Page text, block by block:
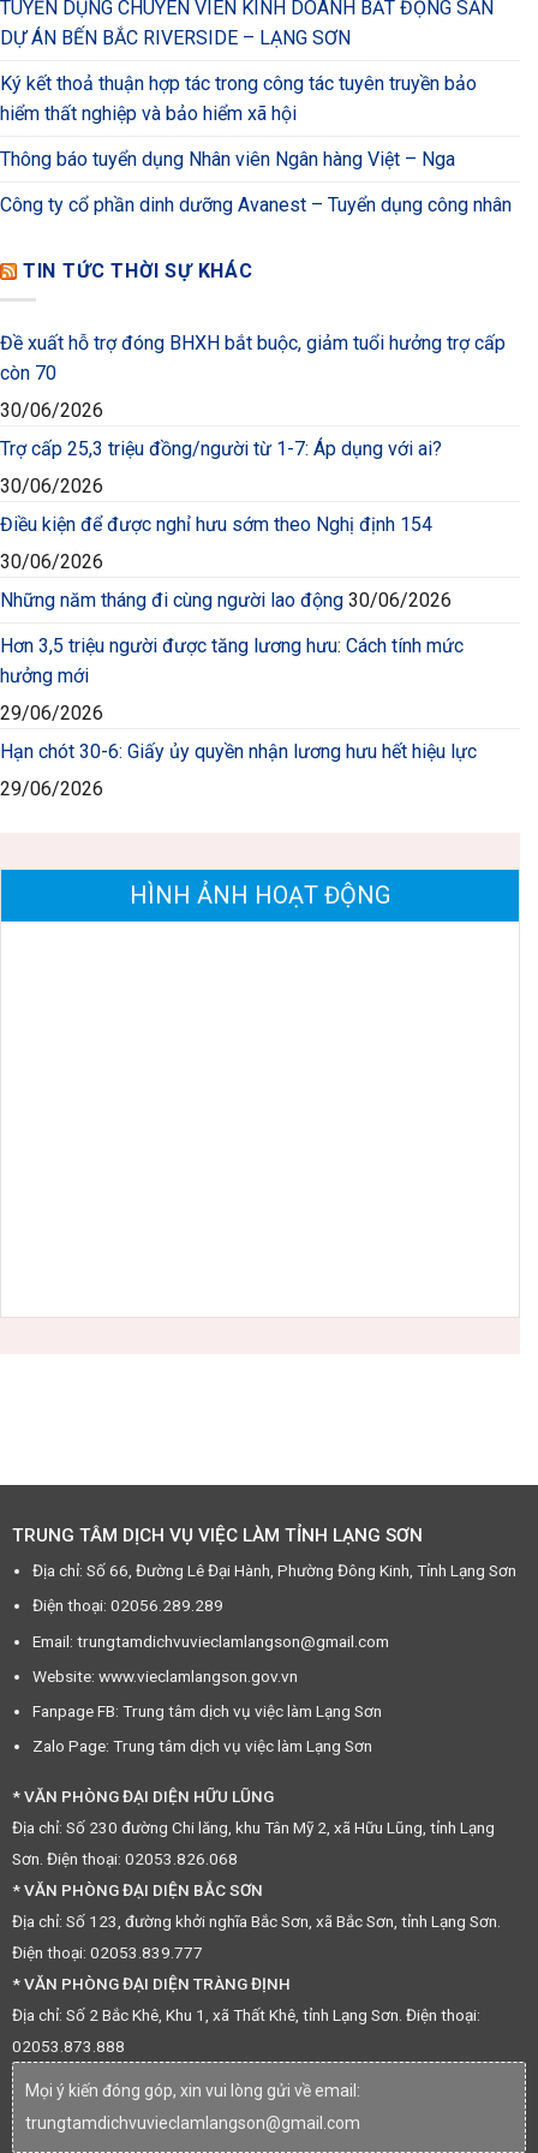
TUYỂN DỤNG CHUYÊN VIÊN KINH DOANH BẤT ĐỘNG SẢN
DỰ ÁN BẾN BẮC RIVERSIDE – LẠNG SƠN
Ký kết thoả thuận hợp tác trong công tác tuyên truyền bảo
hiểm thất nghiệp và bảo hiểm xã hội
Thông báo tuyển dụng Nhân viên Ngân hàng Việt – Nga
Công ty cổ phần dinh dưỡng Avanest – Tuyển dụng công nhân
TIN TỨC THỜI SỰ KHÁC
Đề xuất hỗ trợ đóng BHXH bắt buộc, giảm tuổi hưởng trợ cấp
còn 70
30/06/2026
Trợ cấp 25,3 triệu đồng/người từ 1-7: Áp dụng với ai?
30/06/2026
Điều kiện để được nghỉ hưu sớm theo Nghị định 154
30/06/2026
Những năm tháng đi cùng người lao động 30/06/2026
Hơn 3,5 triệu người được tăng lương hưu: Cách tính mức
hưởng mới
29/06/2026
Hạn chót 30-6: Giấy ủy quyền nhận lương hưu hết hiệu lực
29/06/2026
HÌNH ẢNH HOẠT ĐỘNG
TRUNG TÂM DỊCH VỤ VIỆC LÀM TỈNH LẠNG SƠN
Địa chỉ: Số 66, Đường Lê Đại Hành, Phường Đông Kinh, Tỉnh Lạng Sơn
Điện thoại: 02056.289.289
Email: trungtamdichvuvieclamlangson@gmail.com
Website: www.vieclamlangson.gov.vn
Fanpage FB: Trung tâm dịch vụ việc làm Lạng Sơn
Zalo Page: Trung tâm dịch vụ việc làm Lạng Sơn
* VĂN PHÒNG ĐẠI DIỆN HỮU LŨNG
Địa chỉ: Số 230 đường Chi lăng, khu Tân Mỹ 2, xã Hữu Lũng, tỉnh Lạng
Sơn. Điện thoại: 02053.826.068
* VĂN PHÒNG ĐẠI DIỆN BẮC SƠN
Địa chỉ: Số 123, đường khởi nghĩa Bắc Sơn, xã Bắc Sơn, tỉnh Lạng Sơn.
Điện thoại: 02053.839.777
* VĂN PHÒNG ĐẠI DIỆN TRÀNG ĐỊNH
Địa chỉ: Số 2 Bắc Khê, Khu 1, xã Thất Khê, tỉnh Lạng Sơn. Điện thoại:
02053.873.888
Mọi ý kiến đóng góp, xin vui lòng gửi về email:
trungtamdichvuvieclamlangson@gmail.com